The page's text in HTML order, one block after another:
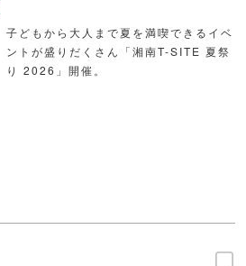
子どもから大人まで夏を満喫できるイベ
ントが盛りだくさん「湘南T-SITE 夏祭
り 2026」開催。